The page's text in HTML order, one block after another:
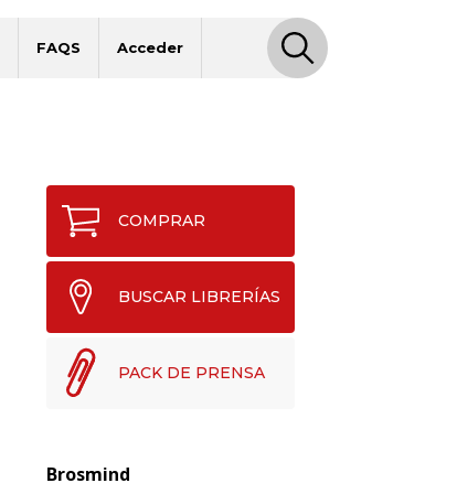
FAQS Acceder
COMPRAR
BUSCAR LIBRERÍAS
PACK DE PRENSA
Brosmind